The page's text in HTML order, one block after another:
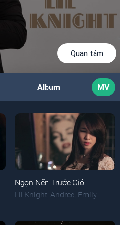
Quan tâm
Album MV
Ngọn Nến Trước Gió
Lil Knight, Andree, Emily